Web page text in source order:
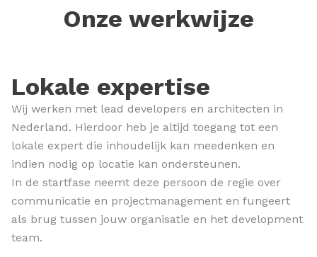
Onze werkwijze
Lokale expertise
Wij werken met lead developers en architecten in
Nederland. Hierdoor heb je altijd toegang tot een
lokale expert die inhoudelijk kan meedenken en
indien nodig op locatie kan ondersteunen.
In de startfase neemt deze persoon de regie over
communicatie en projectmanagement en fungeert
als brug tussen jouw organisatie en het development
team.